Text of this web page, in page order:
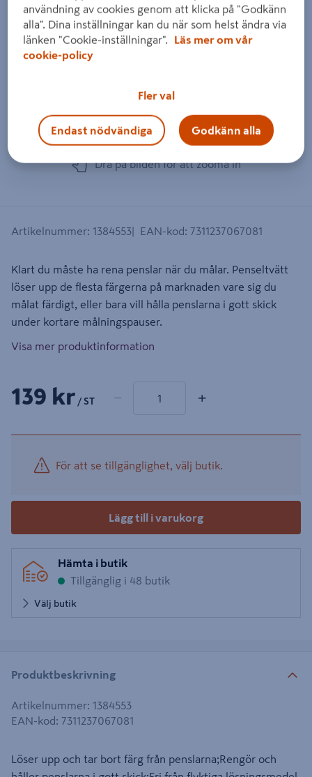
Dra på bilden för att zooma in
Artikelnummer: 1384553 EAN-kod: 7311237067081
Klart du måste ha rena penslar när du målar. Penseltvätt
löser upp de flesta färgerna på marknaden vare sig du
målat färdigt, eller bara vill hålla penslarna i gott skick
under kortare målningspauser.
Visa mer produktinformation
139 kr / ST − +
För att se tillgänglighet, välj butik.
Lägg till i varukorg
Hämta i butik
Tillgänglig i 48 butik
Välj butik
Produktbeskrivning
Artikelnummer: 1384553
EAN-kod: 7311237067081
Löser upp och tar bort färg från penslarna;Rengör och
användning av cookies genom att klicka på "Godkänn
alla". Dina inställningar kan du när som helst ändra via
länken "Cookie-inställningar".
Läs mer om vår
cookie-policy
Fler val
Endast nödvändiga Godkänn alla